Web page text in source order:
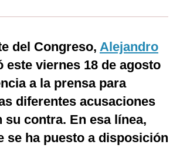
del Congreso, Alejandro
este viernes 18 de agosto
a la prensa para
diferentes acusaciones
su contra. En esa línea,
se ha puesto a disposición